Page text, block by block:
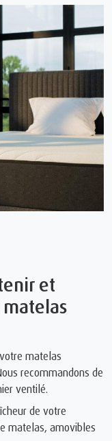
et
matelas
recommandons de
ventilé.
de votre
matelas, amovibles